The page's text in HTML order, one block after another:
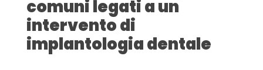
comuni legati a un
intervento di
implantologia dentale